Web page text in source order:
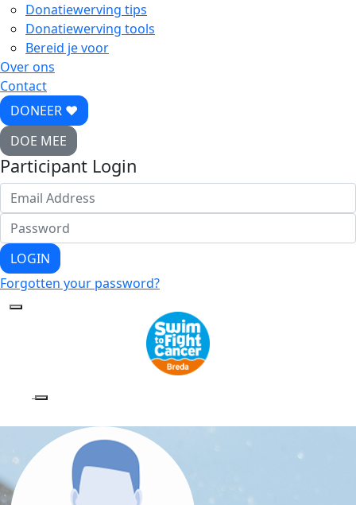
Donatiewerving tips
Donatiewerving tools
Bereid je voor
Over ons
Contact
DONEER ♥
DOE MEE
Participant Login
LOGIN
Forgotten your password?